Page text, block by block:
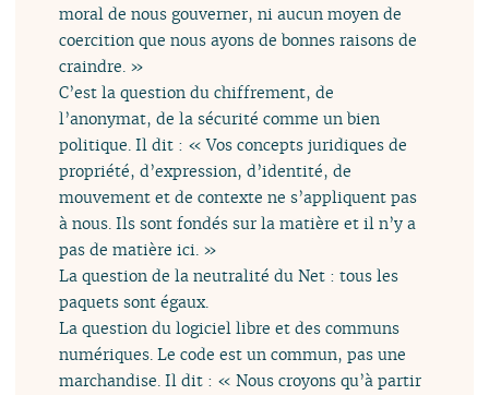
moral de nous gouverner, ni aucun moyen de
coercition que nous ayons de bonnes raisons de
craindre. »
C’est la question du chiffrement, de
l’anonymat, de la sécurité comme un bien
politique. Il dit : « Vos concepts juridiques de
propriété, d’expression, d’identité, de
mouvement et de contexte ne s’appliquent pas
à nous. Ils sont fondés sur la matière et il n’y a
pas de matière ici. »
La question de la neutralité du Net : tous les
paquets sont égaux.
La question du logiciel libre et des communs
numériques. Le code est un commun, pas une
marchandise. Il dit : « Nous croyons qu’à partir